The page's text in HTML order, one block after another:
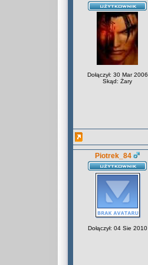
Dołączył: 30 Mar 2006
Skąd: Żary
Piotrek_84
Dołączył: 04 Sie 2010